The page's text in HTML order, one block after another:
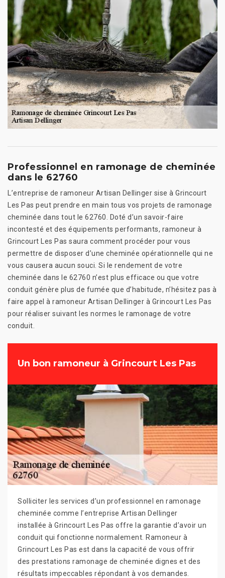
Professionnel en ramonage de cheminée
dans le 62760
L’entreprise de ramoneur Artisan Dellinger sise à Grincourt
Les Pas peut prendre en main tous vos projets de ramonage
cheminée dans tout le 62760. Doté d’un savoir-faire
incontesté et des équipements performants, ramoneur à
Grincourt Les Pas saura comment procéder pour vous
permettre de disposer d’une cheminée opérationnelle qui ne
vous causera aucun souci. Si le rendement de votre
cheminée dans le 62760 n’est plus efficace ou que votre
conduit génère plus de fumée que d’habitude, n’hésitez pas à
faire appel à ramoneur Artisan Dellinger à Grincourt Les Pas
pour réaliser suivant les normes le ramonage de votre
conduit.
Un bon ramoneur à Grincourt Les Pas
Solliciter les services d’un professionnel en ramonage
cheminée comme l’entreprise Artisan Dellinger
installée à Grincourt Les Pas offre la garantie d’avoir un
conduit qui fonctionne normalement. Ramoneur à
Grincourt Les Pas est dans la capacité de vous offrir
des prestations ramonage de cheminée dignes et des
résultats impeccables répondant à vos demandes.